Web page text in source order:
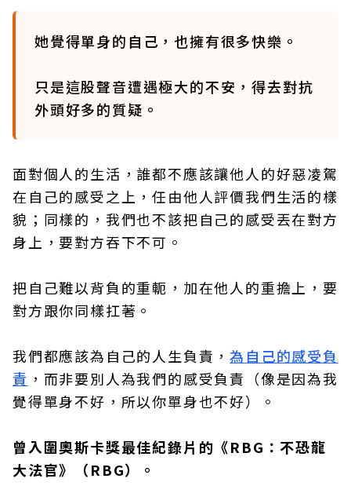
她覺得單身的自己，也擁有很多快樂。
只是這股聲音遭遇極大的不安，得去對抗
外頭好多的質疑。
面對個人的生活，誰都不應該讓他人的好惡凌駕
在自己的感受之上，任由他人評價我們生活的樣
貌；同樣的，我們也不該把自己的感受丟在對方
身上，要對方吞下不可。
把自己難以背負的重軛，加在他人的重擔上，要
對方跟你同樣扛著。
我們都應該為自己的人生負責，為自己的感受負
責 ，而非要別人為我們的感受負責（像是因為我
覺得單身不好，所以你單身也不好）。
曾入圍奧斯卡獎最佳紀錄片的《RBG：不恐龍
大法官》（RBG）。